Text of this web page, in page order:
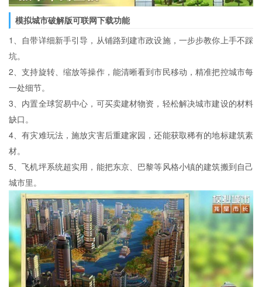
模拟城市破解版可联网下载功能
1、自带详细新手引导，从铺路到建市政设施，一步步教你上手不踩
坑。
2、支持旋转、缩放等操作，能清晰看到市民移动，精准把控城市每
一处细节。
3、内置全球贸易中心，可买卖建材物资，轻松解决城市建设的材料
缺口。
4、有灾难玩法，施放灾害后重建家园，还能获取稀有的地标建筑素
材。
5、飞机坪系统超实用，能把东京、巴黎等风格小镇的建筑搬到自己
城市里。